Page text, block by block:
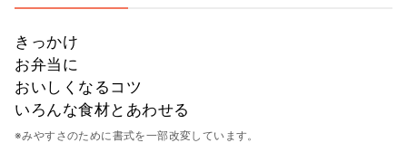
きっかけ
お弁当に
おいしくなるコツ
いろんな食材とあわせる
※みやすさのために書式を一部改変しています。